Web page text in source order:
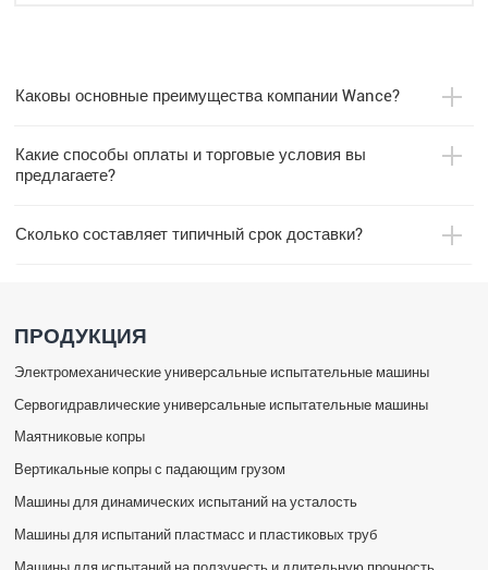
Каковы основные преимущества компании Wance?
Какие способы оплаты и торговые условия вы
предлагаете?
Сколько составляет типичный срок доставки?
ПРОДУКЦИЯ
Электромеханические универсальные испытательные машины
Сервогидравлические универсальные испытательные машины
Маятниковые копры
Вертикальные копры с падающим грузом
Машины для динамических испытаний на усталость
Машины для испытаний пластмасс и пластиковых труб